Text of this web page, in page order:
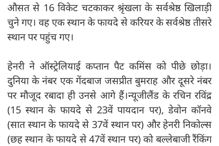
औसत से 16 विकेट चटकाकर श्रृंखला के सर्वश्रेष्ठ खिलाड़ी
चुने गए। वह एक स्थान के फायदे से करियर के सर्वश्रेष्ठ तीसरे
स्थान पर पहुंच गए।
हेनरी ने ऑस्ट्रेलियाई कप्तान पैट कमिंस को पीछे छोड़ा।
दुनिया के नंबर एक गेंदबाज जसप्रीत बुमराह और दूसरे नंबर
पर मौजूद रबादा ही उनसे आगे हैं।न्यूजीलैंड के रचिन रविंद्र
(15 स्थान के फायदे से 23वें पायदान पर), डेवोन कॉनवे
(सात स्थान के फायदे से 37वें स्थान पर) और हेनरी निकोल्स
(छह स्थान के फायदे से 47वें स्थान पर) को बल्लेबाजी रैंकिंग